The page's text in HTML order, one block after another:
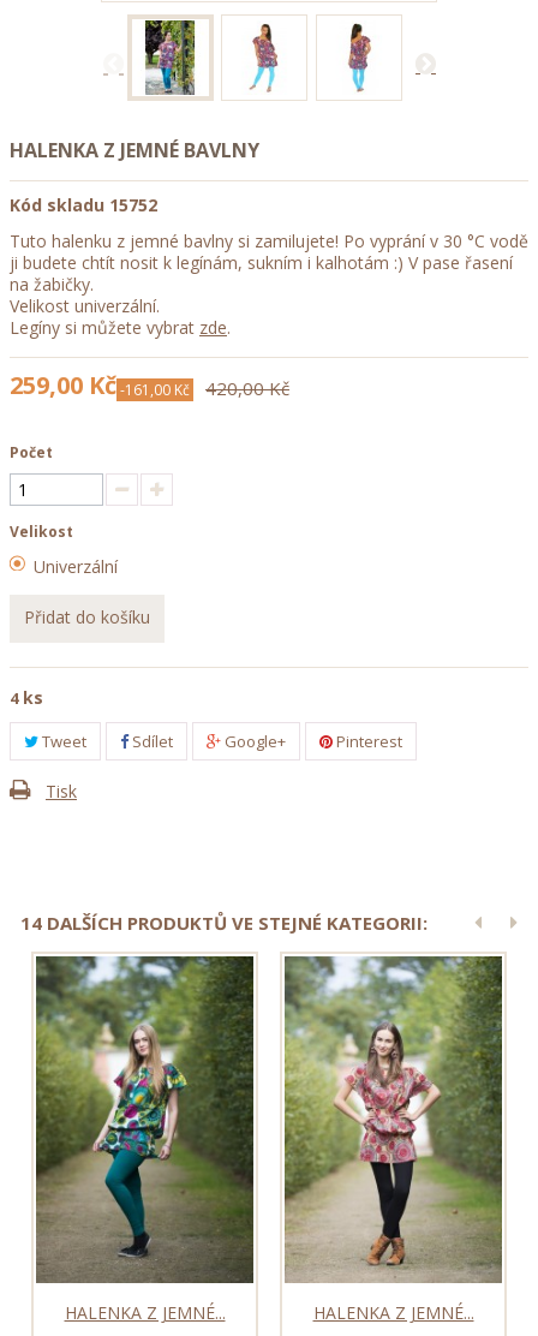
HALENKA Z JEMNÉ BAVLNY
Kód skladu 15752
Tuto halenku z jemné bavlny si zamilujete! Po vyprání v 30 °C vodě
ji budete chtít nosit k legínám, sukním i kalhotám :) V pase řasení
na žabičky.
Velikost univerzální.
Legíny si můžete vybrat zde.
259,00 Kč-161,00 Kč 420,00 Kč
Počet
Velikost
Univerzální
Přidat do košíku
4 ks
Tweet Sdílet Google+ Pinterest
Tisk
14 DALŠÍCH PRODUKTŮ VE STEJNÉ KATEGORII:
HALENKA Z JEMNÉ... HALENKA Z JEMNÉ...